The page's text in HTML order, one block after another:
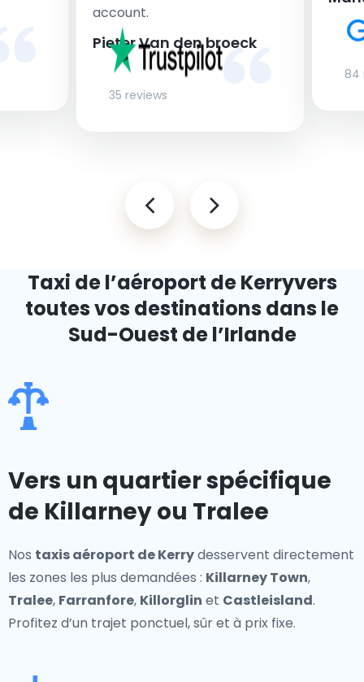
account.
Pieter Van den broeck
35 reviews
84
Taxi de l’aéroport de Kerryvers
toutes vos destinations dans le
Sud-Ouest de l’Irlande
Vers un quartier spécifique
de Killarney ou Tralee
Nos taxis aéroport de Kerrydesservent directement
les zones les plus demandées : Killarney Town,
Tralee, Farranfore, Killorglin et Castleisland.
Profitez d’un trajet ponctuel, sûr et à prix fixe.